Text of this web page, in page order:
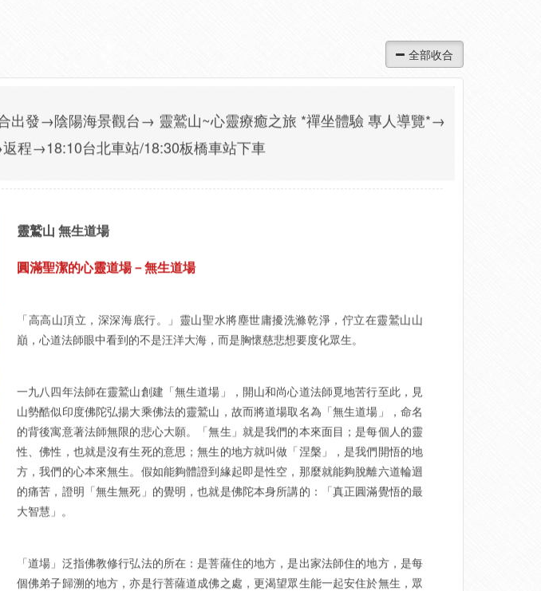
出發→陰陽海景觀台→ 靈鷲山~心靈療癒之旅 *禪坐體驗 專人導覽*→
程→18:10台北車站/18:30板橋車站下車
靈鷲山 無生道場
圓滿聖潔的心靈道場－無生道場
「高高山頂立，深深海底行。」靈山聖水將塵世庸擾洗滌乾淨，佇立在靈鷲山山
巔，心道法師眼中看到的不是汪洋大海，而是胸懷慈悲想要度化眾生。
一九八四年法師在靈鷲山創建「無生道場」，開山和尚心道法師覓地苦行至此，見
山勢酷似印度佛陀弘揚大乘佛法的靈鷲山，故而將道場取名為「無生道場」，命名
的背後寓意著法師無限的悲心大願。「無生」就是我們的本來面目；是每個人的靈
性、佛性，也就是沒有生死的意思；無生的地方就叫做「涅槃」，是我們開悟的地
方，我們的心本來無生。假如能夠體證到緣起即是性空，那麼就能夠脫離六道輪迴
的痛苦，證明「無生無死」的覺明，也就是佛陀本身所講的：「真正圓滿覺悟的最
大智慧」。
「道場」泛指佛教修行弘法的所在：是菩薩住的地方，是出家法師住的地方，是每
個佛弟子歸溯的地方，亦是行菩薩道成佛之處，更渴望眾生能一起安住於無生，眾